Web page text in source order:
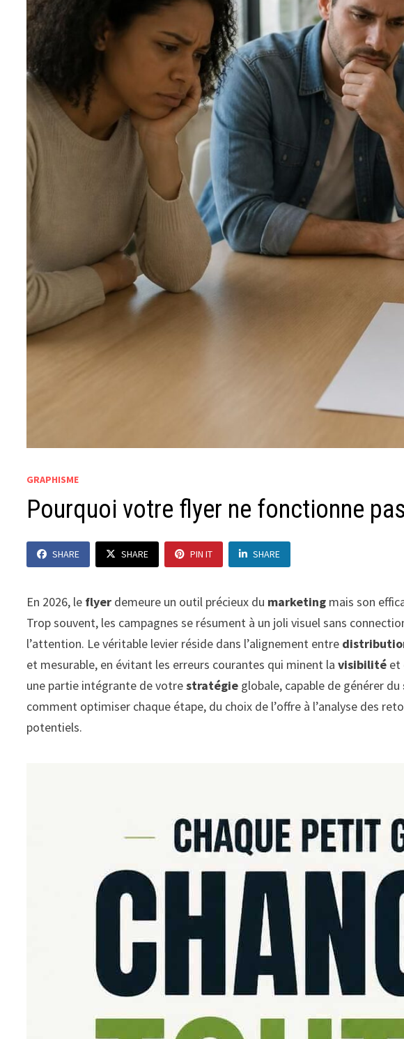
GRAPHISME
Pourquoi votre flyer ne fonctionne
SHARE SHARE PIN IT SHARE
En 2026, le flyer demeure un outil précieux du marketing mais son
Trop souvent, les campagnes se résument à un joli visuel sans
l’attention. Le véritable levier réside dans l’alignement entre
et mesurable, en évitant les erreurs courantes qui minent lavisibilité et
une partie intégrante de votrestratégie globale, capable de générer du
comment optimiser chaque étape, du choix de l’offre à l’analyse des
potentiels.